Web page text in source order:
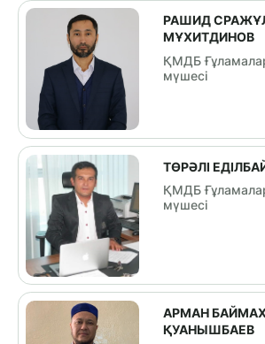
РАШИД
МҰХИТДИНОВ
ҚМДБ
мүшесі
ТӨРӘЛІ
ҚМДБ
мүшесі
АРМАН
ҚУАНЫШБАЕВ